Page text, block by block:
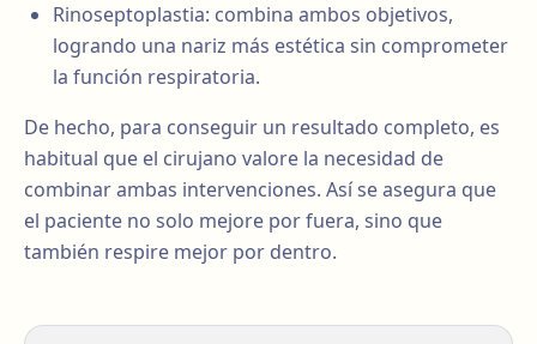
Rinoseptoplastia: combina ambos objetivos,
logrando una nariz más estética sin comprometer
la función respiratoria.
De hecho, para conseguir un resultado completo, es
habitual que el cirujano valore la necesidad de
combinar ambas intervenciones. Así se asegura que
el paciente no solo mejore por fuera, sino que
también respire mejor por dentro.